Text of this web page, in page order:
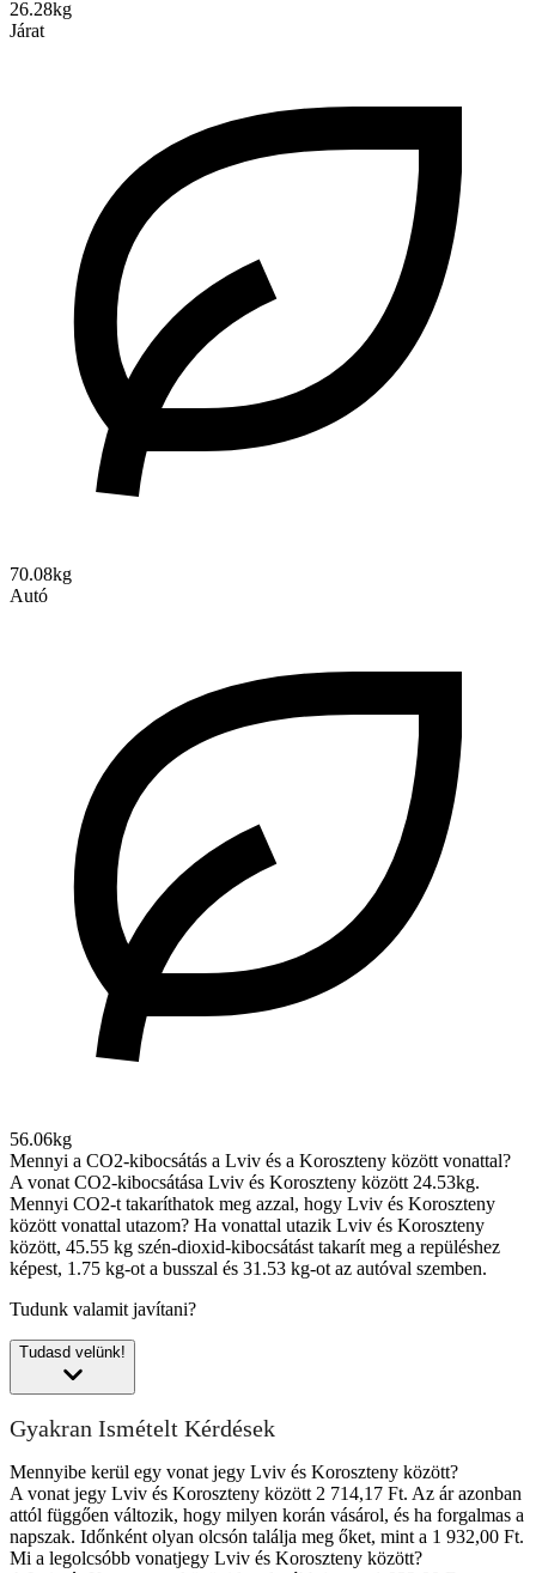
26.28kg
Járat
70.08kg
Autó
56.06kg
Mennyi a CO2-kibocsátás a Lviv és a Koroszteny között vonattal?
A vonat CO2-kibocsátása Lviv és Koroszteny között 24.53kg.
Mennyi CO2-t takaríthatok meg azzal, hogy Lviv és Koroszteny
között vonattal utazom? Ha vonattal utazik Lviv és Koroszteny
között, 45.55 kg szén-dioxid-kibocsátást takarít meg a repüléshez
képest, 1.75 kg-ot a busszal és 31.53 kg-ot az autóval szemben.
Tudunk valamit javítani?
Tudasd velünk!
Gyakran Ismételt Kérdések
Mennyibe kerül egy vonat jegy Lviv és Koroszteny között?
A vonat jegy Lviv és Koroszteny között 2 714,17 Ft. Az ár azonban
attól függően változik, hogy milyen korán vásárol, és ha forgalmas a
napszak. Időnként olyan olcsón találja meg őket, mint a 1 932,00 Ft.
Mi a legolcsóbb vonatjegy Lviv és Koroszteny között?